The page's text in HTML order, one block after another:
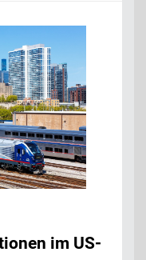
im US-